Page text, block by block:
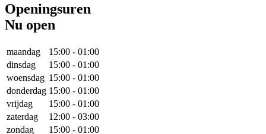
Openingsuren
Nu open
maandag 15:00 - 01:00
dinsdag
15:00 - 01:00
woensdag 15:00 - 01:00
donderdag 15:00 - 01:00
vrijdag
15:00 - 01:00
zaterdag
12:00 - 03:00
zondag
15:00 - 01:00